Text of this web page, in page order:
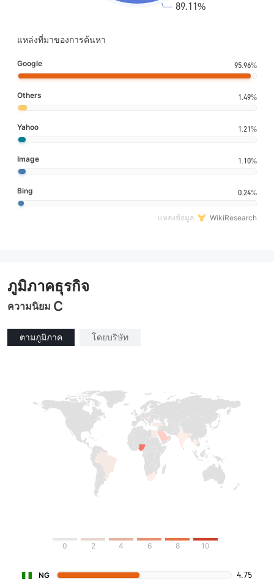
แหล่งที่มาของการค้นหา
Google 95.96%
Others 1.49%
Yahoo 1.21%
Image 1.10%
Bing 0.24%
แหล่งข้อมูล WikiResearch
ภูมิภาคธุรกิจ
ความนิยม C
ตามภูมิภาค โดยบริษัท
0 2 4 6 8 10
NG 4.75